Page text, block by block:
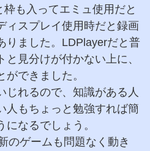
も入ってエミュ使用だと
ィスプレイ使用時だと録画
りました。LDPlayerだと普
見分けが付かない上に、
ができました。
じれるので、知識がある人
人もちょっと勉強すれば簡
なるでしょう。
のゲームも問題なく動き